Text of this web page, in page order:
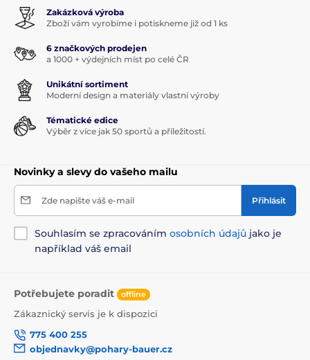
Zakázková výroba
Zboží vám vyrobíme i potiskneme již od 1 ks
6 značkových prodejen
a 1000 + výdejních míst po celé ČR
Unikátní sortiment
Moderní design a materiály vlastní výroby
Tématické edice
Výběr z více jak 50 sportů a příležitostí.
Novinky a slevy do vašeho mailu
Zde napište váš e-mail Přihlásit
Souhlasím se zpracováním osobních údajů jako je
například váš email
Potřebujete poradit offline
Zákaznický servis je k dispozici
775 400 255
objednavky@pohary-bauer.cz